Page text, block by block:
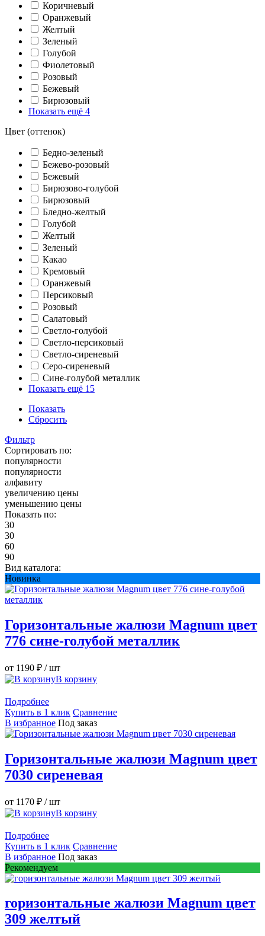
Коричневый
Оранжевый
Желтый
Зеленый
Голубой
Фиолетовый
Розовый
Бежевый
Бирюзовый
Показать ещё 4
Цвет (оттенок)
Бедно-зеленый
Бежево-розовый
Бежевый
Бирюзово-голубой
Бирюзовый
Бледно-желтый
Голубой
Желтый
Зеленый
Какао
Кремовый
Оранжевый
Персиковый
Розовый
Салатовый
Светло-голубой
Светло-персиковый
Светло-сиреневый
Серо-сиреневый
Сине-голубой металлик
Показать ещё 15
Показать
Сбросить
Фильтр
Сортировать по:
популярности
популярности
алфавиту
увеличению цены
уменьшению цены
Показать по:
30
30
60
90
Вид каталога:
Новинка
Горизонтальные жалюзи Magnum цвет
776 сине-голубой металлик
от 1190 ₽ / шт
В корзину
Подробнее
Купить в 1 клик Сравнение
В избранное Под заказ
Горизонтальные жалюзи Magnum цвет
7030 сиреневая
от 1170 ₽ / шт
В корзину
Подробнее
Купить в 1 клик Сравнение
В избранное Под заказ
Рекомендуем
горизонтальные жалюзи Magnum цвет
309 желтый